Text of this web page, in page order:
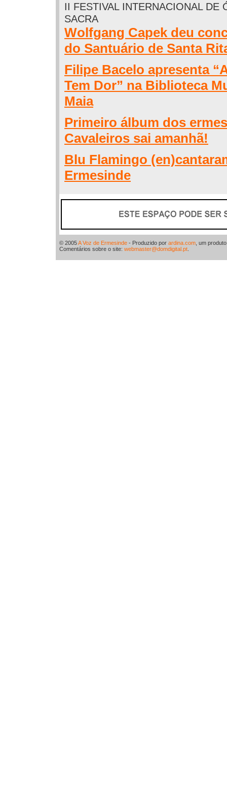
II FESTIVAL INTERNACIONAL DE
SACRA
Wolfgang Capek deu
do Santuário de Santa
Filipe Bacelo apresenta
Tem Dor” na Biblioteca
Maia
Primeiro álbum dos
Cavaleiros sai amanhã!
Blu Flamingo
Ermesinde
© 2005A Voz de Ermesinde - Produzido por ardina.com , um
Comentários sobre o site: webmaster@domdigital.pt